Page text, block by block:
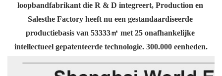
loopbandfabrikant die R & D integreert, Production en
Salesthe Factory heeft nu een gestandaardiseerde
productiebasis van 53333㎡ met 25 onafhankelijke